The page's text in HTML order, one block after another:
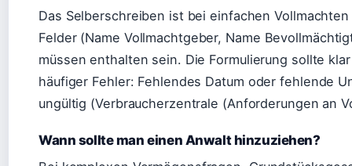
Das Selberschreiben ist bei einfachen
Felder (Name Vollmachtgeber, Name
müssen enthalten sein. Die Formulierung sollte
häufiger Fehler: Fehlendes Datum oder fehlende
ungültig (Verbraucherzentrale (Anforderungen an
Wann sollte man einen Anwalt hinzuziehen?